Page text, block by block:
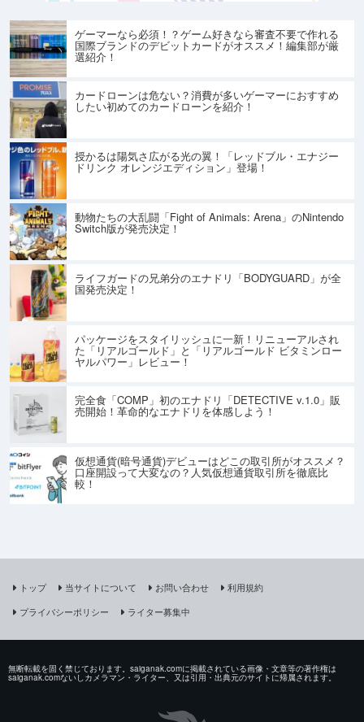
ゲーマーなら必須！？ゲーム好きなら審査不要で作れる
国際ブランドのデビットカードがオススメ！編集部が厳
選紹介！
カードローンは危ない？消費が多いゲーマーにおすすめ
したい初めてのカードローンを紹介！
授かるは陽気さ広がる光の翼！「レッドブル・エナジー
ドリンク オレンジエディション」登場！
動物たちの大乱闘「Fight of Animals: Arena」のNintendo
Switch版が発売決定！
ライフガードの兄弟分のエナドリ「BODYGUARD」が全
国発売決定！
パッケージをスタイリッシュに一新！リニューアルされ
た「リアルゴールド」と「リアルゴールド ビタミンロー
ヤルパワー」レビュー！
完全食「COMP」初のエナドリ「DETECTIVE v.1.0」販
売開始！革命的なエナドリを体感しよう！
仮想通貨(暗号通貨)デビューはどこの取引所がオススメ？
口座開設って大変なの？人気仮想通貨取引所を徹底比
較！
トップ 当サイトについて お問い合わせ
利用規約
プライバシーポリシー
ライター募集中
無断転載を固く禁じております。saiganak.comに掲載されている画像・文章等の著作権は
saiganak.comないしカメラマン・ライター、又は引用・出典元のサイトに帰属されます。